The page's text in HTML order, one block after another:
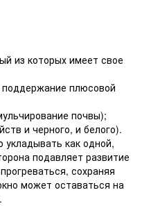
из которых имеет свое
плюсовой
почвы);
и черного, и белого).
укладывать как одной,
подавляет развитие
сохраняя
может оставаться на